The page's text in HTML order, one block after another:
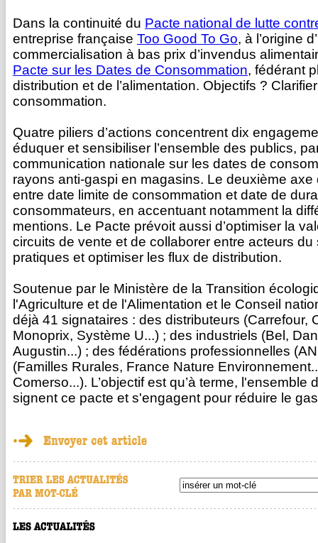
Dans la continuité du Pacte national de lutte
entreprise française Too Good To Go, à l’origine
commercialisation à bas prix d’invendus
Pacte sur les Dates de Consommation, fédérant
distribution et de l’alimentation. Objectifs ?
consommation.
Quatre piliers d’actions concentrent dix
éduquer et sensibiliser l’ensemble des publics,
communication nationale sur les dates de
rayons anti-gaspi en magasins. Le deuxième
entre date limite de consommation et date de
consommateurs, en accentuant notamment la
mentions. Le Pacte prévoit aussi d’optimiser la
circuits de vente et de collaborer entre acteurs
pratiques et optimiser les flux de distribution.
Soutenue par le Ministère de la Transition
l'Agriculture et de l'Alimentation et le Conseil
déjà 41 signataires : des distributeurs (Carrefour,
Monoprix, Système U...) ; des industriels (Bel,
Augustin...) ; des fédérations professionnelles
(Familles Rurales, France Nature
Comerso...). L’objectif est qu’à terme,
signent ce pacte et s'engagent pour réduire le